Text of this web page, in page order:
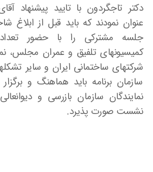
دکتر تاجگردون با تایید پیشنهاد
عنوان نمودند که باید قبل از
جلسه مشترکی را با حضور
کمیسیونهای تلفیق و عمران مجلس،
شرکتهای ساختمانی ایران و سایر
سازمان برنامه باید هماهنگ و
نمایندگان سازمان بازرسی و
نشست صورت پذیرد.